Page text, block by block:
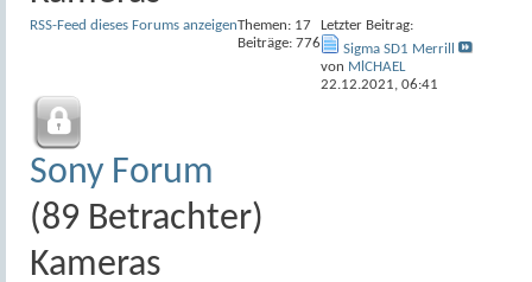
RSS-Feed dieses Forums anzeigenThemen: 17
Beiträge: 776
Letzter Beitrag:
Sigma SD1 Merrill
von MlCHAEL
22.12.2021, 06:41
Sony Forum
(89 Betrachter)
Kameras